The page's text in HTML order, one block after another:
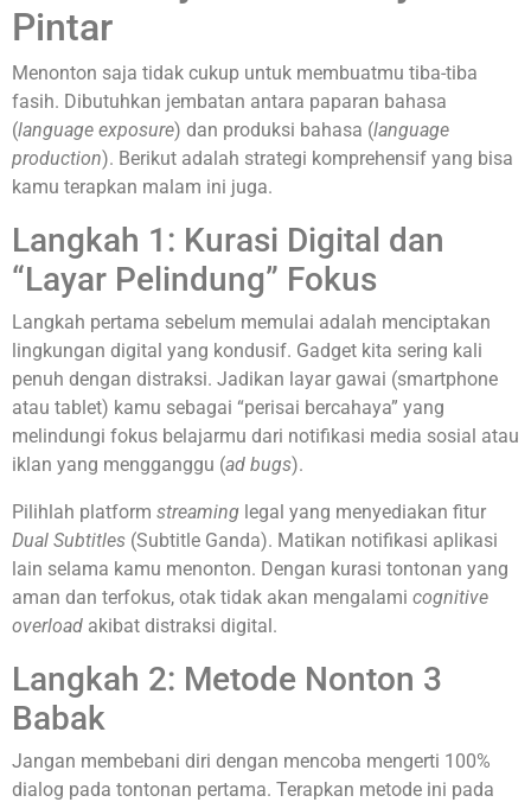
Pintar
Menonton saja tidak cukup untuk membuatmu tiba-tiba
fasih. Dibutuhkan jembatan antara paparan bahasa
(language exposure) dan produksi bahasa (language
production). Berikut adalah strategi komprehensif yang bisa
kamu terapkan malam ini juga.
Langkah 1: Kurasi Digital dan
“Layar Pelindung” Fokus
Langkah pertama sebelum memulai adalah menciptakan
lingkungan digital yang kondusif. Gadget kita sering kali
penuh dengan distraksi. Jadikan layar gawai (smartphone
atau tablet) kamu sebagai “perisai bercahaya” yang
melindungi fokus belajarmu dari notifikasi media sosial atau
iklan yang mengganggu (ad bugs).
Pilihlah platform streaming legal yang menyediakan fitur
Dual Subtitles (Subtitle Ganda). Matikan notifikasi aplikasi
lain selama kamu menonton. Dengan kurasi tontonan yang
aman dan terfokus, otak tidak akan mengalami cognitive
overload akibat distraksi digital.
Langkah 2: Metode Nonton 3
Babak
Jangan membebani diri dengan mencoba mengerti 100%
dialog pada tontonan pertama. Terapkan metode ini pada